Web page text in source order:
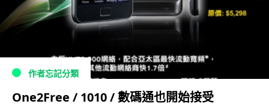
作者忘記分類
One2Free / 1010 / 數碼通也開始接受